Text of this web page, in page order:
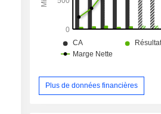
Plus de données financières